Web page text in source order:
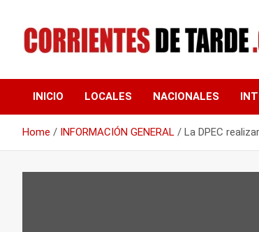
content
CORRIENTES DE
TARDE
INICIO LOCALES NACIONALES
Home INFORMACIÓN GENERAL La DPEC